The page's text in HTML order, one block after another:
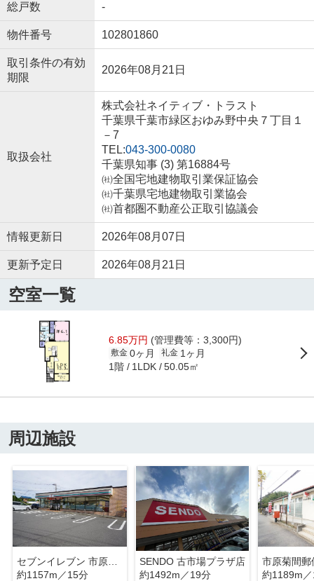
総戸数 -
物件番号 102801860
取引条件の有効
期限
2026年08月21日
取扱会社
株式会社ネイティブ・トラスト
千葉県千葉市緑区おゆみ野中央７丁目１
－7
TEL:043-300-0080
千葉県知事 (3) 第16884号
㈳全国宅地建物取引業保証協会
㈳千葉県宅地建物取引業協会
㈳首都圏不動産公正取引協議会
情報更新日 2026年08月07日
更新予定日 2026年08月21日
空室一覧
6.85万円 (管理費等：3,300円)
敷金 0ヶ月 礼金 1ヶ月
1階 1LDK 50.05㎡
周辺施設
セブンイレブン 市原菊間店
約1157m／15分
SENDO 古市場プラザ店
約1492m／19分
市原菊間郵
約1189m